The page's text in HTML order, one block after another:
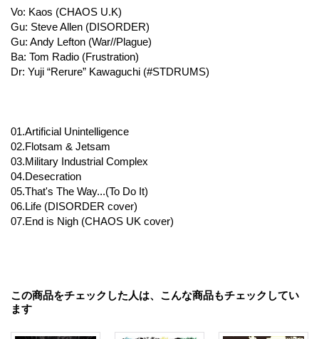
Vo: Kaos (CHAOS U.K)
Gu: Steve Allen (DISORDER)
Gu: Andy Lefton (War//Plague)
Ba: Tom Radio (Frustration)
Dr: Yuji “Rerure” Kawaguchi (#STDRUMS)
01.Artificial Unintelligence
02.Flotsam & Jetsam
03.Military Industrial Complex
04.Desecration
05.That's The Way...(To Do It)
06.Life (DISORDER cover)
07.End is Nigh (CHAOS UK cover)
この商品をチェックした人は、こんな商品もチェックしてい
ます